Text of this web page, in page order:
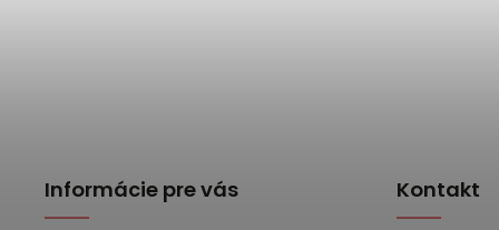
Informácie pre vás Kontakt